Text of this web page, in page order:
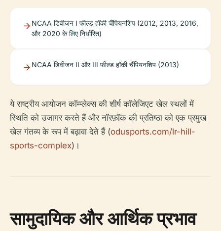
NCAA डिवीजन I फील्ड हॉकी चैंपियनशिप (2012, 2013, 2016,
और 2020 के लिए निर्धारित)
NCAA डिवीजन II और III फील्ड हॉकी चैंपियनशिप (2013)
ये राष्ट्रीय आयोजन कॉम्प्लेक्स की शीर्ष कॉलेजिएट खेल स्थलों में
स्थिति को उजागर करते हैं और नॉरफ़ॉक की प्रतिष्ठा को एक प्रमुख
खेल गंतव्य के रूप में बढ़ावा देते हैं (odusports.com/lr-hill-
sports-complex)।
सामुदायिक और आर्थिक प्रभाव